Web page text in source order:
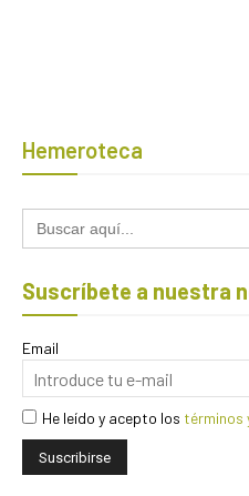
Hemeroteca
Buscar:
Suscríbete a nuestra
Email
He leído y acepto los términos